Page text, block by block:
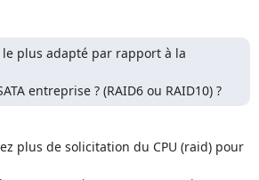
le plus adapté par rapport à la
entreprise ? (RAID6 ou RAID10) ?
plus de solicitation du CPU (raid) pour